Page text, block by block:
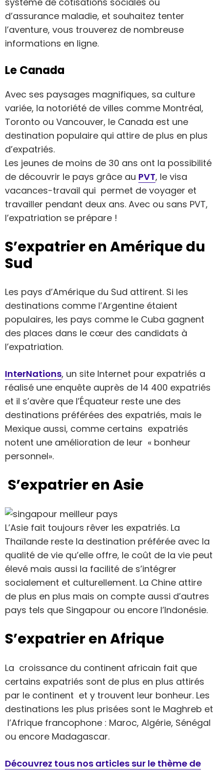
d’assurance maladie, et souhaitez tenter
l’aventure, vous trouverez de nombreuse
informations en ligne.
Le Canada
Avec ses paysages magnifiques, sa culture
variée, la notoriété de villes comme Montréal,
Toronto ou Vancouver, le Canada est une
destination populaire qui attire de plus en plus
d’expatriés.
Les jeunes de moins de 30 ans ont la possibilité
de découvrir le pays grâce au PVT, le visa
vacances-travail qui permet de voyager et
travailler pendant deux ans. Avec ou sans PVT,
l’expatriation se prépare !
S’expatrier en Amérique du
Sud
Les pays d’Amérique du Sud attirent. Si les
destinations comme l’Argentine étaient
populaires, les pays comme le Cuba gagnent
des places dans le cœur des candidats à
l’expatriation.
InterNations, un site Internet pour expatriés a
réalisé une enquête auprès de 14 400 expatriés
et il s’avère que l’Équateur reste une des
destinations préférées des expatriés, mais le
Mexique aussi, comme certains expatriés
notent une amélioration de leur « bonheur
personnel».
S’expatrier en Asie
L’Asie fait toujours rêver les expatriés. La
Thaïlande reste la destination préférée avec la
qualité de vie qu’elle offre, le coût de la vie peut
élevé mais aussi la facilité de s’intégrer
socialement et culturellement. La Chine attire
de plus en plus mais on compte aussi d’autres
pays tels que Singapour ou encore l’Indonésie.
S’expatrier en Afrique
La croissance du continent africain fait que
certains expatriés sont de plus en plus attirés
par le continent et y trouvent leur bonheur. Les
destinations les plus prisées sont le Maghreb et
l’Afrique francophone : Maroc, Algérie, Sénégal
ou encore Madagascar.
Découvrez tous nos articles sur le thème de